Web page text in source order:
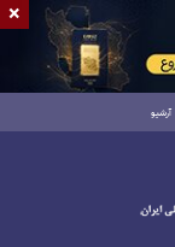
آرشیو
×